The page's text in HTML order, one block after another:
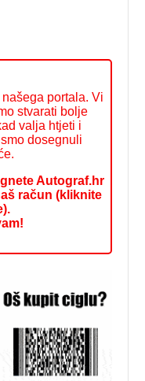
portala. Vi
stvarati bolje
valja htjeti i
dosegnuli
Autograf.hr
račun (kliknite